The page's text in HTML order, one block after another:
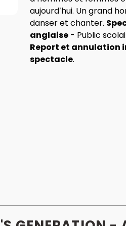
aujourd’hui. Un grand
danser et chanter.
anglaise - Public
Report et annulation
spectacle.